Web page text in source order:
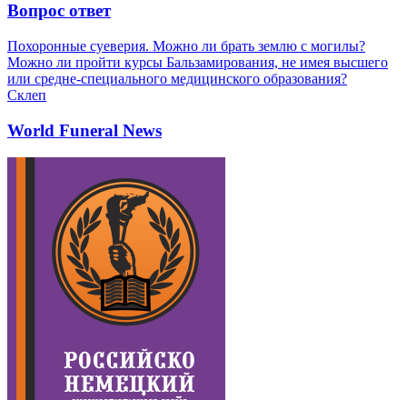
Вопрос ответ
Похоронные суеверия. Можно ли брать землю с могилы?
Можно ли пройти курсы Бальзамирования, не имея высшего
или средне-специального медицинского образования?
Склеп
World Funeral News